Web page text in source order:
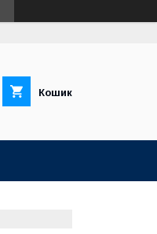
Кошик